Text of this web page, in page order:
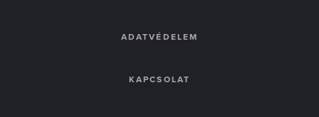
ADATVÉDELEM
KAPCSOLAT